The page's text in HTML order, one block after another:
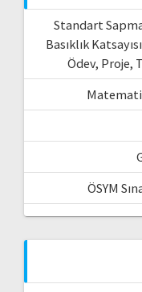
Standart
Basıklık
Ödev, Proje,
ÖSYM